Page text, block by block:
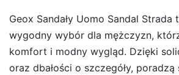
Geox Sandały Uomo Sandal
wygodny wybór dla mężczyzn,
komfort i modny wygląd. Dzięki
oraz dbałości o szczegóły,